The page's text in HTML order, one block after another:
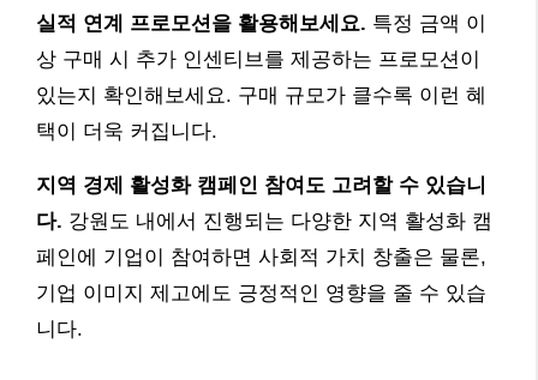
실적 연계 프로모션을 활용해보세요. 특정 금액 이
상 구매 시 추가 인센티브를 제공하는 프로모션이
있는지 확인해보세요. 구매 규모가 클수록 이런 혜
택이 더욱 커집니다.
지역 경제 활성화 캠페인 참여도 고려할 수 있습니
다. 강원도 내에서 진행되는 다양한 지역 활성화 캠
페인에 기업이 참여하면 사회적 가치 창출은 물론,
기업 이미지 제고에도 긍정적인 영향을 줄 수 있습
니다.